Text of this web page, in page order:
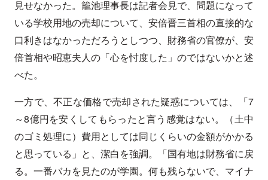
見せなかった。籠池理事長は記者会見で、問題になって
いる学校用地の売却について、安倍晋三首相の直接的な
口利きはなかっただろうとしつつ、財務省の官僚が、安
倍首相や昭恵夫人の「心を忖度した」のではないかと述
べた。
一方で、不正な価格で売却された疑惑については、「7
～8億円を安くしてもらったと言う感覚はない。（土中
のゴミ処理に）費用としては同じくらいの金額がかかる
と思っている」と、潔白を強調。「国有地は財務省に戻
る。一番バカを見たのが学園。何も残らないで、マイナ